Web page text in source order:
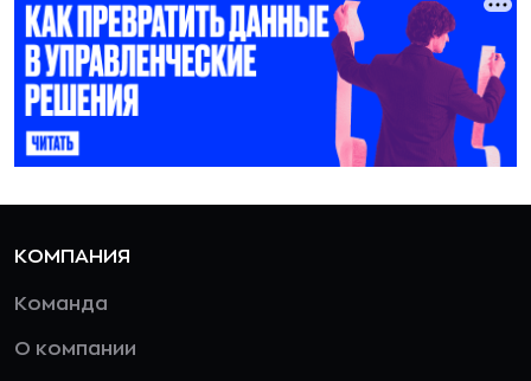
КОМПАНИЯ
Команда
О компании